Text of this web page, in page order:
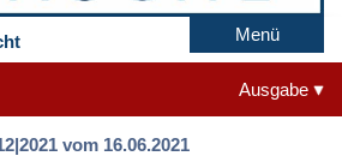
Menü
Ausgabe
vom 16.06.2021